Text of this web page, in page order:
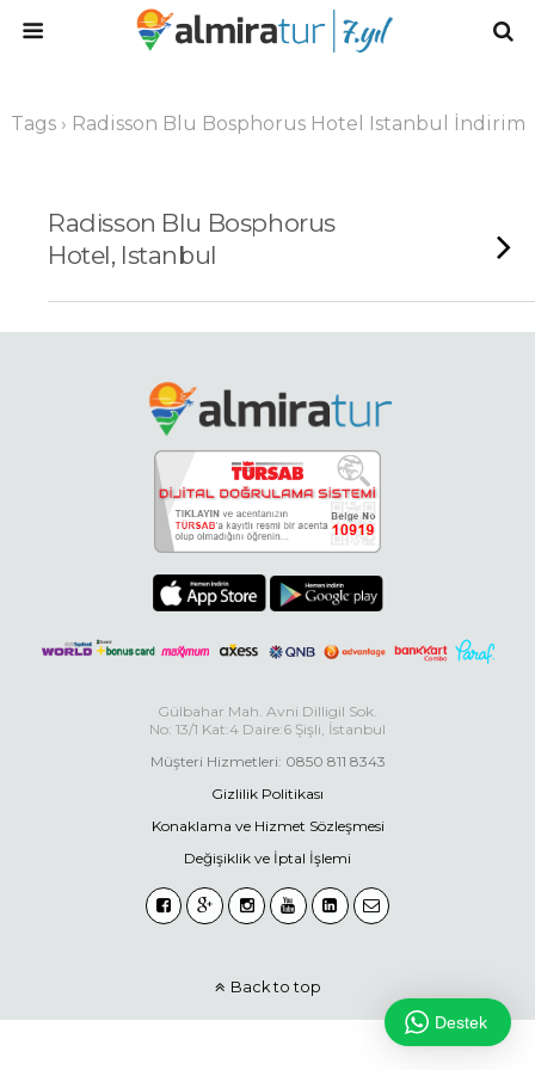
Tags › Radisson Blu Bosphorus Hotel Istanbul İndirim
Radisson Blu Bosphorus
Hotel, Istanbul
Gülbahar Mah. Avni Dilligil Sok.
No: 13/1 Kat:4 Daire:6 Şişli, İstanbul
Müşteri Hizmetleri: 0850 811 8343
Gizlilik Politikası
Konaklama ve Hizmet Sözleşmesi
Değişiklik ve İptal İşlemi
Back to top
Destek